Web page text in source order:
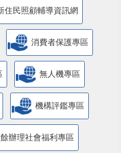
住民照顧輔導資訊網
消費者保護專區
無人機專區
機構評鑑專區
辦理社會福利專區